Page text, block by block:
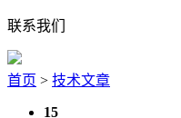
联系我们
首页 > 技术文章
15